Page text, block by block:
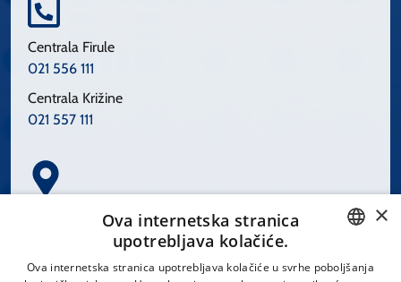
Centrala Firule
021 556 111
Centrala Križine
021 557 111
Spinčićeva 1, 21000 Split
CROATIAN
×
Ova internetska stranica
upotrebljava kolačiće.
Ova internetska stranica upotrebljava kolačiće u svrhe poboljšanja